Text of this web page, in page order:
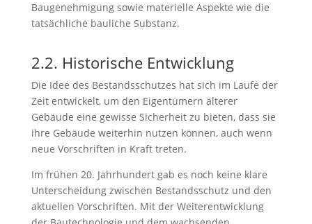
Baugenehmigung sowie materielle Aspekte wie die
tatsächliche bauliche Substanz.
2.2. Historische Entwicklung
Die Idee des Bestandsschutzes hat sich im Laufe der
Zeit entwickelt, um den Eigentümern älterer
Gebäude eine gewisse Sicherheit zu bieten, dass sie
ihre Gebäude weiterhin nutzen können, auch wenn
neue Vorschriften in Kraft treten.
Im frühen 20. Jahrhundert gab es noch keine klare
Unterscheidung zwischen Bestandsschutz und den
aktuellen Vorschriften. Mit der Weiterentwicklung